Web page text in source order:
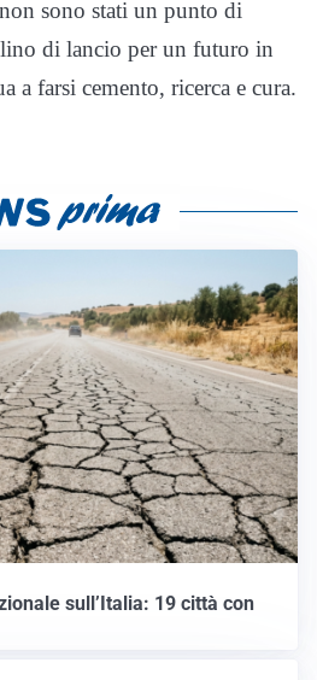
sono stati un punto di
di lancio per un futuro in
a farsi cemento, ricerca e cura.
sull’Italia: 19 città con